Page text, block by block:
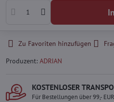
Zu Favoriten hinzufügen
Produzent: ADRIAN
KOSTENLOSER
Für Bestellungen über 99,- EUR